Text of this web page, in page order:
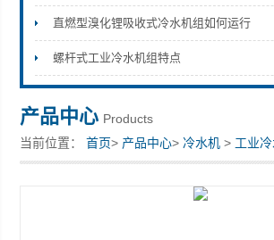
上海拓纷机械设备有限公司
直燃型溴化锂吸收式冷水机组如何运行
螺杆式工业冷水机组特点
产品中心 Products
当前位置：首页> 产品中心>冷水机 > 工业
冷冻机